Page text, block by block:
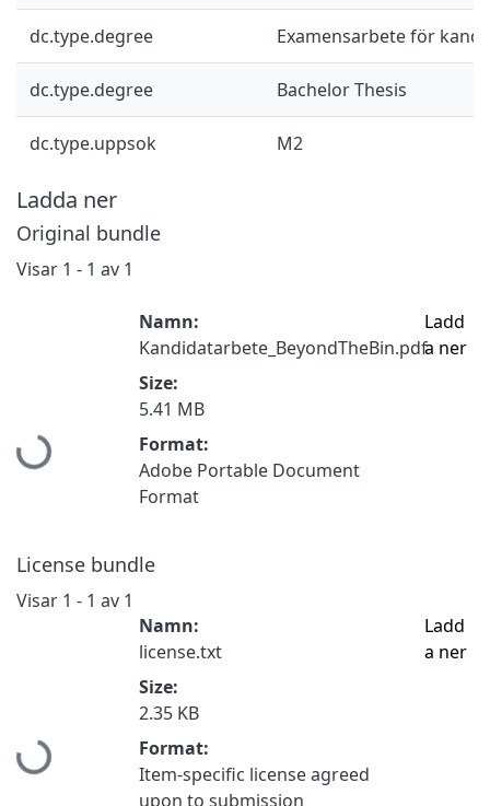
dc.type.degree Examensarbete för
dc.type.degree Bachelor Thesis
dc.type.uppsok M2
Ladda ner
Original bundle
Visar 1 - 1 av 1
Hämtar...
Namn:
Kandidatarbete_BeyondTheBin.pdf
Size:
5.41 MB
Format:
Adobe Portable Document
Format
Ladd
a ner
License bundle
Visar 1 - 1 av 1
Hämtar...
Namn:
license.txt
Size:
2.35 KB
Format:
Item-specific license agreed
upon to submission
Ladd
a ner